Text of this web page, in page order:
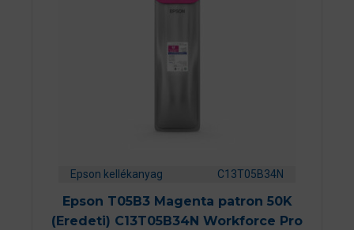
Epson kellékanyag C13T05B34N
Epson T05B3 Magenta patron 50K
(Eredeti) C13T05B34N Workforce Pro